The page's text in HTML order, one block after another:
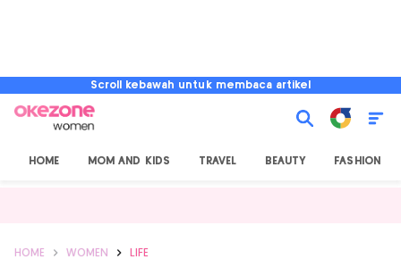
Scroll kebawah untuk membaca artikel
HOME MOM AND KIDS TRAVEL BEAUTY FASHION
HOME WOMEN LIFE